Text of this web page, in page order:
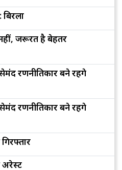
जरूरत है बेहतर
रणनीतिकार बने रहेंगे
रणनीतिकार बने रहेंगे
अरेस्ट